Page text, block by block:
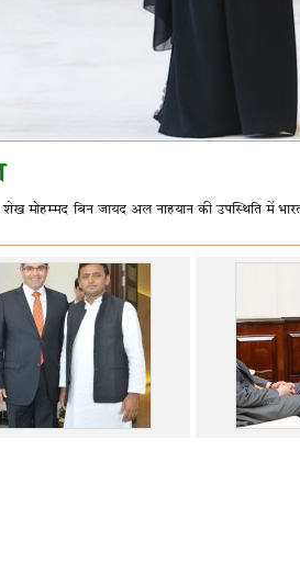
शेख मोहम्मद बिन जायद अल नाहयान की उपस्थिति में